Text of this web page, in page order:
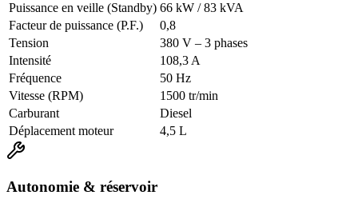
Puissance en veille (Standby) 66 kW / 83 kVA
Facteur de puissance (P.F.)
0,8
Tension
380 V – 3 phases
Intensité
108,3 A
Fréquence
50 Hz
Vitesse (RPM)
1500 tr/min
Carburant
Diesel
Déplacement moteur
4,5 L
Autonomie & réservoir